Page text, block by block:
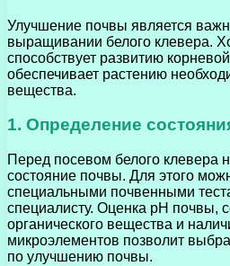
Улучшение почвы является
выращивании белого клевера.
способствует развитию
обеспечивает растению
вещества.
1. Определение
Перед посевом белого клевера
состояние почвы. Для этого
специальными почвенными
специалисту. Оценка pH почвы,
органического вещества и
микроэлементов позволит
по улучшению почвы.